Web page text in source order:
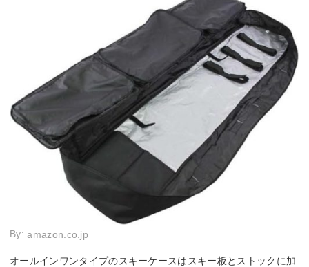
By:amazon.co.jp
オールインワンタイプのスキーケースはスキー板とストックに加